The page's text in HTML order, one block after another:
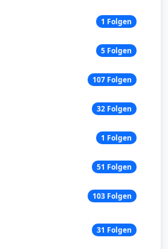
1 Folgen
5 Folgen
107 Folgen
32 Folgen
1 Folgen
51 Folgen
103 Folgen
31 Folgen